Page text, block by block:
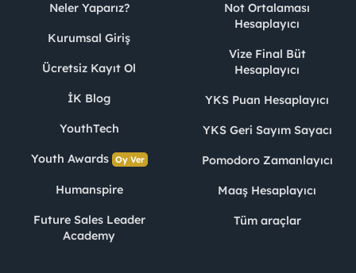
Neler Yaparız?
Kurumsal Giriş
Ücretsiz Kayıt Ol
İK Blog
YouthTech
Youth Awards Oy Ver
Humanspire
Future Sales Leader
Academy
Not Ortalaması
Hesaplayıcı
Vize Final Büt
Hesaplayıcı
YKS Puan Hesaplayıcı
YKS Geri Sayım Sayacı
Pomodoro Zamanlayıcı
Maaş Hesaplayıcı
Tüm araçlar